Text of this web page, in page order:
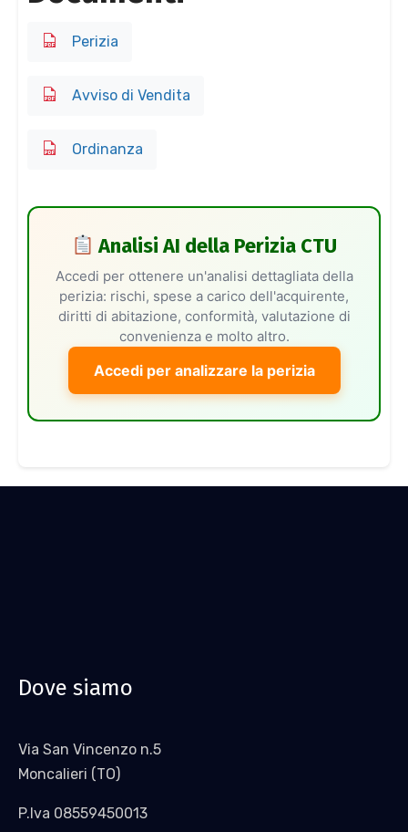
Perizia
Avviso di Vendita
Ordinanza
Analisi AI della Perizia CTU
Accedi per ottenere un'analisi dettagliata della
perizia: rischi, spese a carico dell'acquirente,
diritti di abitazione, conformità, valutazione di
convenienza e molto altro.
Accedi per analizzare la perizia
Dove siamo
Via San Vincenzo n.5
Moncalieri (TO)
P.Iva 08559450013